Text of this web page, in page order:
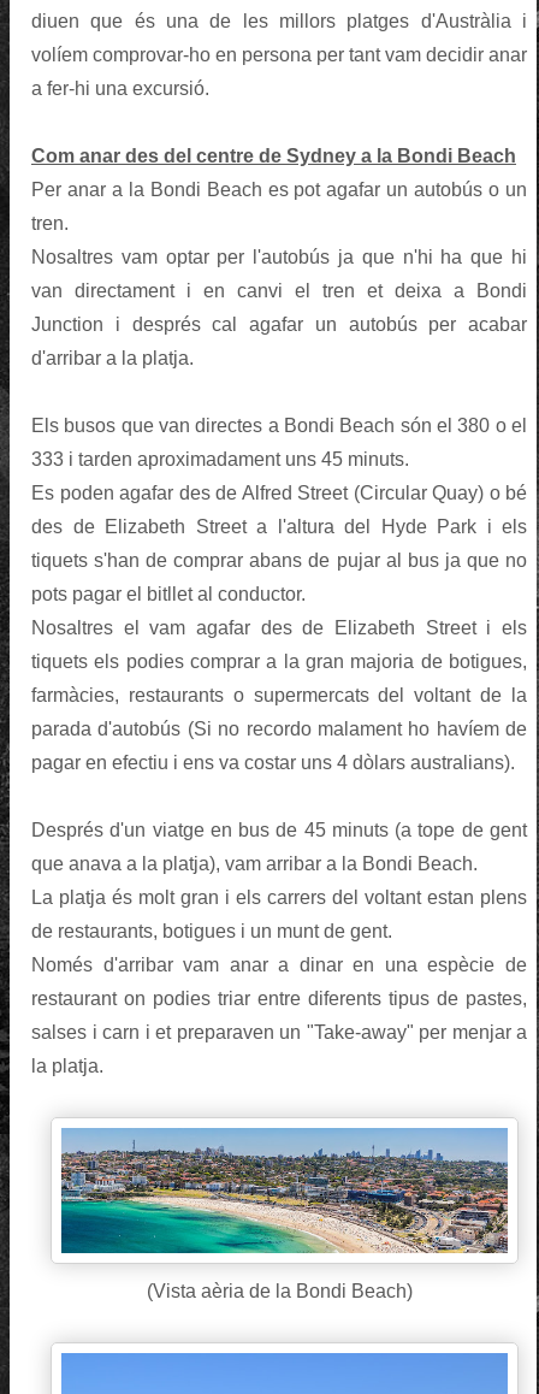
diuen que és una de les millors platges d'Austràlia i
volíem comprovar-ho en persona per tant vam decidir anar
a fer-hi una excursió.
Com anar des del centre de Sydney a la Bondi Beach
Per anar a la Bondi Beach es pot agafar un autobús o un
tren.
Nosaltres vam optar per l'autobús ja que n'hi ha que hi
van directament i en canvi el tren et deixa a Bondi
Junction i després cal agafar un autobús per acabar
d'arribar a la platja.
Els busos que van directes a Bondi Beach són el 380 o el
333 i tarden aproximadament uns 45 minuts.
Es poden agafar des de Alfred Street (Circular Quay) o bé
des de Elizabeth Street a l'altura del Hyde Park i els
tiquets s'han de comprar abans de pujar al bus ja que no
pots pagar el bitllet al conductor.
Nosaltres el vam agafar des de Elizabeth Street i els
tiquets els podies comprar a la gran majoria de botigues,
farmàcies, restaurants o supermercats del voltant de la
parada d'autobús (Si no recordo malament ho havíem de
pagar en efectiu i ens va costar uns 4 dòlars australians).
Després d'un viatge en bus de 45 minuts (a tope de gent
que anava a la platja), vam arribar a la Bondi Beach.
La platja és molt gran i els carrers del voltant estan plens
de restaurants, botigues i un munt de gent.
Només d'arribar vam anar a dinar en una espècie de
restaurant on podies triar entre diferents tipus de pastes,
salses i carn i et preparaven un "Take-away" per menjar a
la platja.
(Vista aèria de la Bondi Beach)